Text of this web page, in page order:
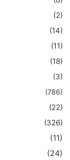
(2)
(14)
(11)
(18)
(3)
(786)
(22)
(326)
(11)
(24)